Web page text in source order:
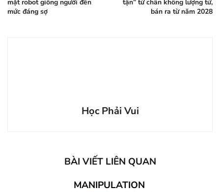
mặt robot giống người đến
mức đáng sợ
tận” từ chân không lượng tử,
bán ra từ năm 2028
Học Phải Vui
BÀI VIẾT LIÊN QUAN
MANIPULATION